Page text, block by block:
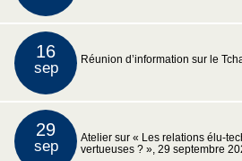
16
sep Réunion d’information sur le
29
sep
Atelier sur « Les relations élu-
vertueuses ? », 29 septembre